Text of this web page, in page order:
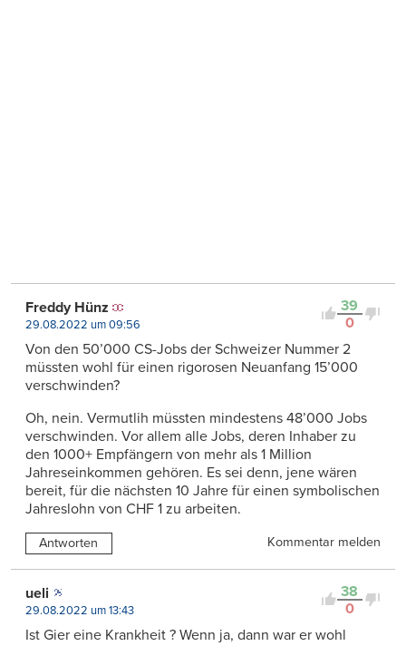
39
0
Freddy Hünz
29.08.2022 um 09:56
Von den 50’000 CS-Jobs der Schweizer Nummer 2
müssten wohl für einen rigorosen Neuanfang 15’000
verschwinden?
Oh, nein. Vermutlih müssten mindestens 48’000 Jobs
verschwinden. Vor allem alle Jobs, deren Inhaber zu
den 1000+ Empfängern von mehr als 1 Million
Jahreseinkommen gehören. Es sei denn, jene wären
bereit, für die nächsten 10 Jahre für einen symbolischen
Jahreslohn von CHF 1 zu arbeiten.
Antworten Kommentar melden
38
0
ueli
29.08.2022 um 13:43
Ist Gier eine Krankheit ? Wenn ja, dann war er wohl